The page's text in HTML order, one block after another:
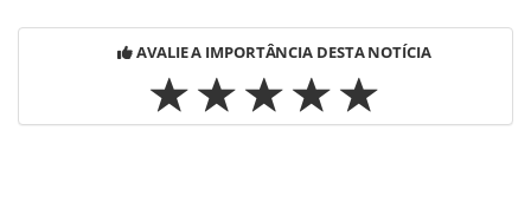
AVALIE A IMPORTÂNCIA DESTA NOTÍCIA